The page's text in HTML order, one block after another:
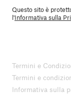
Questo sito è
l'Informativa sulla
Termini e
Termini e
Informativa sulla